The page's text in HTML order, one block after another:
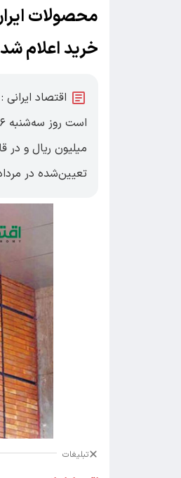
محصولات
خرید اعلام شد
تعیین‌شده در مرداد ۱۴۰۵ و الزامات قانونی پس از معامله انجام
تبلیغات